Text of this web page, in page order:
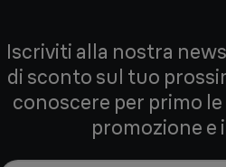
Iscriviti alla nostra
di sconto sul tuo
conoscere per primo
promozione e